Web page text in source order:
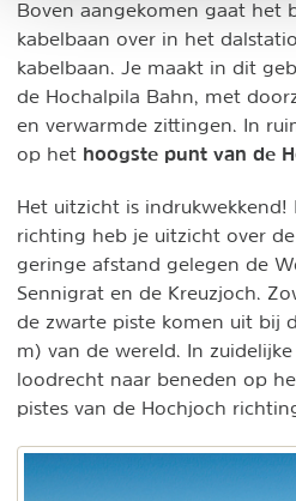
Boven aangekomen gaat het
kabelbaan over in het
kabelbaan. Je maakt in dit
de Hochalpila Bahn, met
en verwarmde zittingen. In
op het hoogste punt van de
Het uitzicht is indrukwekkend!
richting heb je uitzicht over
geringe afstand gelegen de
Sennigrat en de Kreuzjoch.
de zwarte piste komen uit bij
m) van de wereld. In
loodrecht naar beneden op
pistes van de Hochjoch